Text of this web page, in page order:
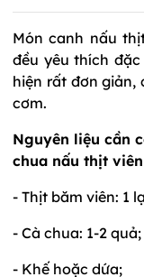
Món canh nấu
đều yêu thích
hiện rất đơn giản,
cơm.
Nguyên liệu cần
chua nấu thịt viên
- Thịt băm viên: 1
- Cà chua: 1-2 quả;
- Khế hoặc dứa;